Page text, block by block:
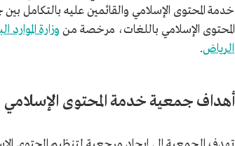
خدمة المحتوى الإسلامي والقائمين عليه بالتكامل
المحتوى الإسلامي باللغات، مرخصة من وزارة
الرياض.
أهداف جمعية خدمة المحتوى الإسلامي